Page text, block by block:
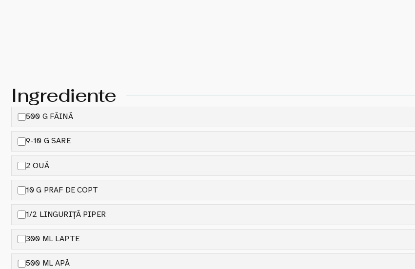
Ingrediente
500 G FĂINĂ
9-10 G SARE
2 OUĂ
10 G PRAF DE COPT
1/2 LINGURIȚĂ PIPER
300 ML LAPTE
500 ML APĂ